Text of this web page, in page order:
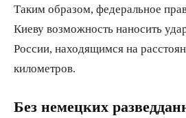
Таким образом, федеральное
Киеву возможность наносить
России, находящимся на
километров.
Без немецких